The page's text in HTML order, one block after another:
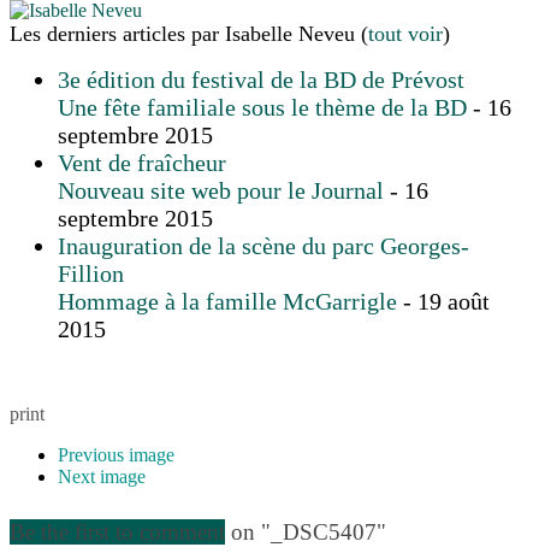
Les derniers articles par Isabelle Neveu (tout voir)
3e édition du festival de la BD de Prévost
Une fête familiale sous le thème de la BD - 16
septembre 2015
Vent de fraîcheur
Nouveau site web pour le Journal - 16
septembre 2015
Inauguration de la scène du parc Georges-
Fillion
Hommage à la famille McGarrigle - 19 août
2015
print
Previous image
Next image
Be the first to comment on "_DSC5407"